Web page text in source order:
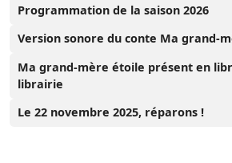
Programmation de la saison 2026
Version sonore du conte Ma grand-
Ma grand-mère étoile présent en
librairie
Le 22 novembre 2025, réparons !